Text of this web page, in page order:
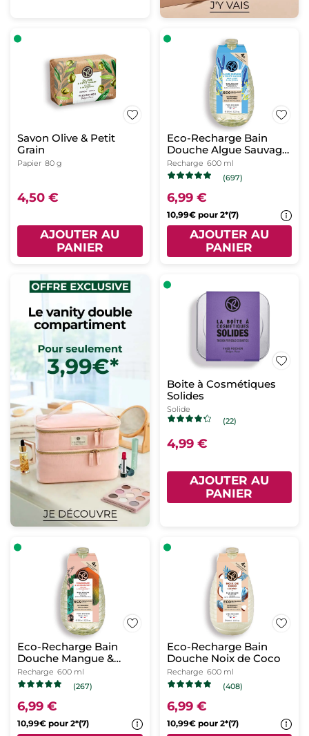
Savon Olive & Petit
Grain
Papier 80 g
4,50 €
AJOUTER AU
PANIER
Eco-Recharge Bain
Douche Algue Sauvage
& Criste Marine
Recharge 600 ml
(697)
6,99 €
10,99€ pour 2*(7)
AJOUTER AU
PANIER
Boite à Cosmétiques
Solides
Solide
(22)
4,99 €
AJOUTER AU
PANIER
Eco-Recharge Bain
Douche Mangue &
Coriandre
Recharge 600 ml
(267)
6,99 €
10,99€ pour 2*(7)
Eco-Recharge Bain
Douche Noix de Coco
Recharge 600 ml
(408)
6,99 €
10,99€ pour 2*(7)